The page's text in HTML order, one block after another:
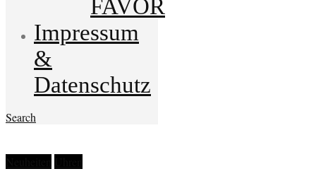
FAVOR
Impressum
&
Datenschutz
Search